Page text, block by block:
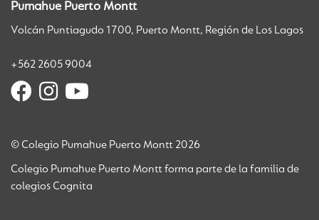
Pumahue Puerto Montt
Volcán Puntiagudo 1700, Puerto Montt, Región de Los Lagos
+562 2605 9004
© Colegio Pumahue Puerto Montt 2026
Colegio Pumahue Puerto Montt forma parte de la familia de
colegios Cognita